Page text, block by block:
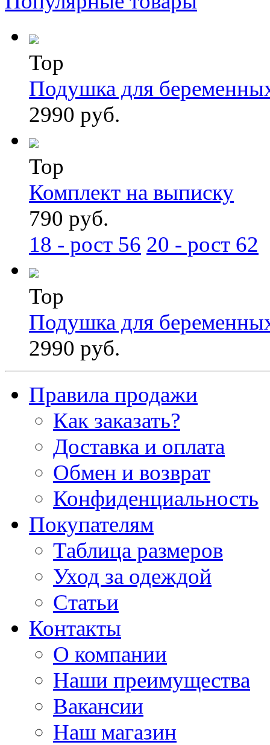
Top
Подушка для
2990 руб.
Top
Комплект на выписку
790 руб.
18 - рост 56 20 - рост 62
Top
Подушка для
2990 руб.
Правила продажи
Как заказать?
Доставка и оплата
Обмен и возврат
Конфиденциальность
Покупателям
Таблица размеров
Уход за одеждой
Статьи
Контакты
О компании
Наши преимущества
Вакансии
Наш магазин